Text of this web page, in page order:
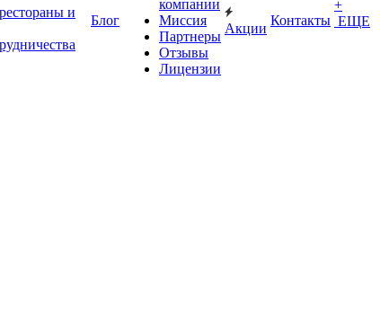
и
Блог
компании
Миссия
Партнеры
Отзывы
Лицензии
Акции
Контакты
+
ЕЩЕ